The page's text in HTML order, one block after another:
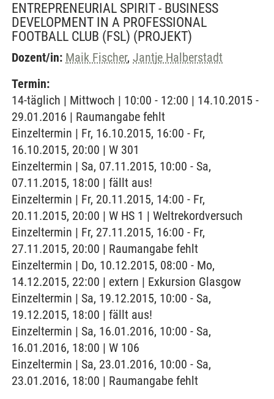
ENTREPRENEURIAL SPIRIT - BUSINESS
DEVELOPMENT IN A PROFESSIONAL
FOOTBALL CLUB (FSL) (PROJEKT)
Dozent/in: Maik Fischer, Jantje Halberstadt
Termin:
14-täglich | Mittwoch | 10:00 - 12:00 | 14.10.2015 -
29.01.2016 | Raumangabe fehlt
Einzeltermin | Fr, 16.10.2015, 16:00 - Fr,
16.10.2015, 20:00 | W 301
Einzeltermin | Sa, 07.11.2015, 10:00 - Sa,
07.11.2015, 18:00 | fällt aus!
Einzeltermin | Fr, 20.11.2015, 14:00 - Fr,
20.11.2015, 20:00 | W HS 1 | Weltrekordversuch
Einzeltermin | Fr, 27.11.2015, 16:00 - Fr,
27.11.2015, 20:00 | Raumangabe fehlt
Einzeltermin | Do, 10.12.2015, 08:00 - Mo,
14.12.2015, 22:00 | extern | Exkursion Glasgow
Einzeltermin | Sa, 19.12.2015, 10:00 - Sa,
19.12.2015, 18:00 | fällt aus!
Einzeltermin | Sa, 16.01.2016, 10:00 - Sa,
16.01.2016, 18:00 | W 106
Einzeltermin | Sa, 23.01.2016, 10:00 - Sa,
23.01.2016, 18:00 | Raumangabe fehlt